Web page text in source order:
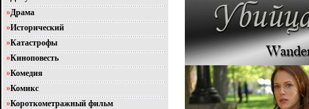
»Драма
»Исторический
»Катастрофы
»Киноповесть
»Комедия
»Комикс
»Короткометражный фильм